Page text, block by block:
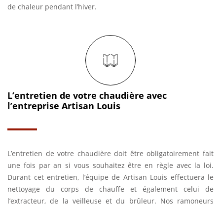
de chaleur pendant l’hiver.
L’entretien de votre chaudière avec
l’entreprise Artisan Louis
L’entretien de votre chaudière doit être obligatoirement fait
une fois par an si vous souhaitez être en règle avec la loi.
Durant cet entretien, l’équipe de Artisan Louis effectuera le
nettoyage du corps de chauffe et également celui de
l’extracteur, de la veilleuse et du brûleur. Nos ramoneurs